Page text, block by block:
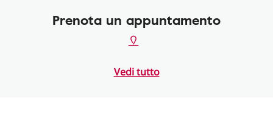
Prenota un appuntamento
Vedi tutto